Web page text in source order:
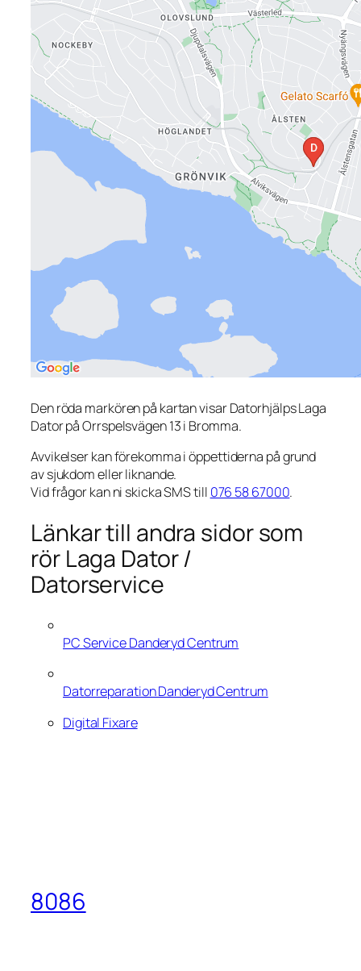
Den röda markören på kartan visar Datorhjälps Laga
Dator på Orrspelsvägen 13 i Bromma.
Avvikelser kan förekomma i öppettiderna på grund
av sjukdom eller liknande.
Vid frågor kan ni skicka SMS till 076 58 67000.
Länkar till andra sidor som
rör Laga Dator /
Datorservice
PC Service Danderyd Centrum
Datorreparation Danderyd Centrum
Digital Fixare
8086